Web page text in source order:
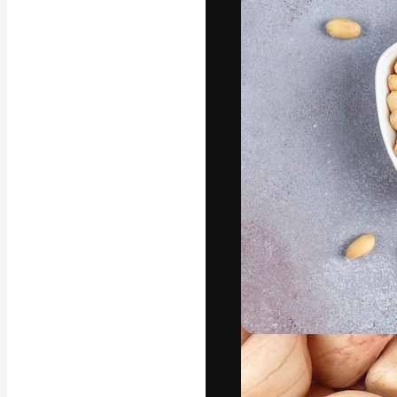
La
migliori lavori.
creativi,
Italiano
Copyright © 2010-